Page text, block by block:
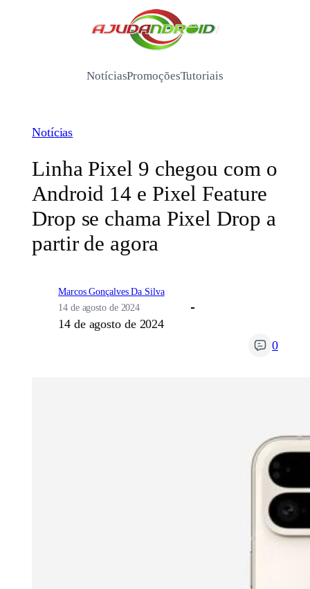
/
NotíciasPromoçõesTutoriais
Notícias
Linha Pixel 9 chegou com o
Android 14 e Pixel Feature
Drop se chama Pixel Drop a
partir de agora
Marcos Gonçalves Da Silva
14 de agosto de 2024
14 de agosto de 2024
0